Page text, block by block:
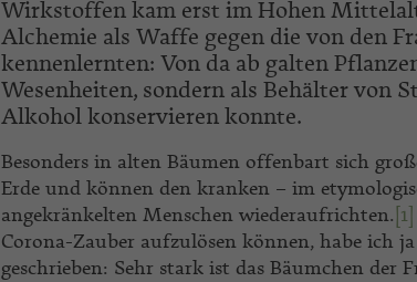
Wirkstoffen kam erst im Hohen
Alchemie als Waffe gegen die von den
kennenlernten: Von da ab galten
Wesenheiten, sondern als Behälter von
Alkohol konservieren konnte.
Besonders in alten Bäumen offenbart sich
Erde und können den kranken – im
angekränkelten Menschen wiederaufrichten. [1]
Corona-Zauber aufzulösen können, habe ich
geschrieben: Sehr stark ist das Bäumchen der